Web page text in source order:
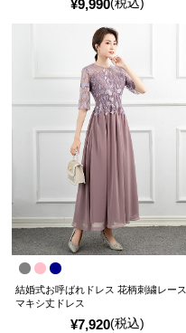
¥9,990
¥7,920(税込)
結婚式お呼ばれドレス 花柄刺繍レース
マキシ丈ドレス